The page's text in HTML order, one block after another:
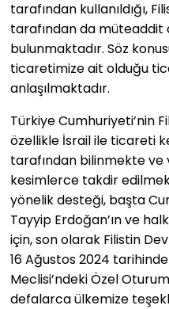
tarafından kullanıldığı,
tarafından da müteaddit
bulunmaktadır. Söz
ticaretimize ait olduğu
anlaşılmaktadır.
Türkiye Cumhuriyeti’nin
özellikle İsrail ile ticareti
tarafından bilinmekte
kesimlerce takdir
yönelik desteği, başta
Tayyip Erdoğan’ın ve
için, son olarak Filistin
16 Ağustos 2024
Meclisi’ndeki Özel
defalarca ülkemize